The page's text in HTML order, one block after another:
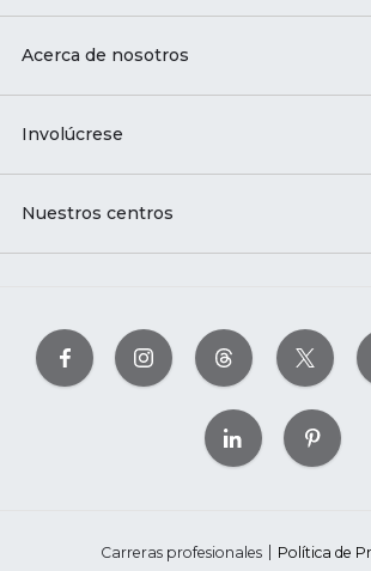
Acerca de nosotros
Involúcrese
Nuestros centros
Carreras profesionales
Política de